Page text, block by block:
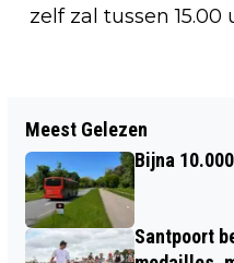
zelf zal tussen
KABINET DENKT
JAARWISSELING
Meest Gelezen
Bijna
Santpoort